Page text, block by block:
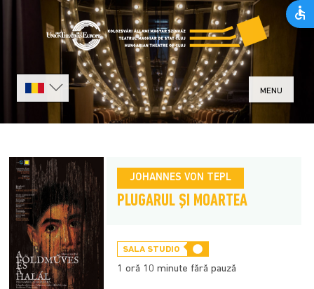
MENU
JOHANNES VON TEPL
PLUGARUL ŞI MOARTEA
SALA STUDIO
1 oră 10 minute fără pauză